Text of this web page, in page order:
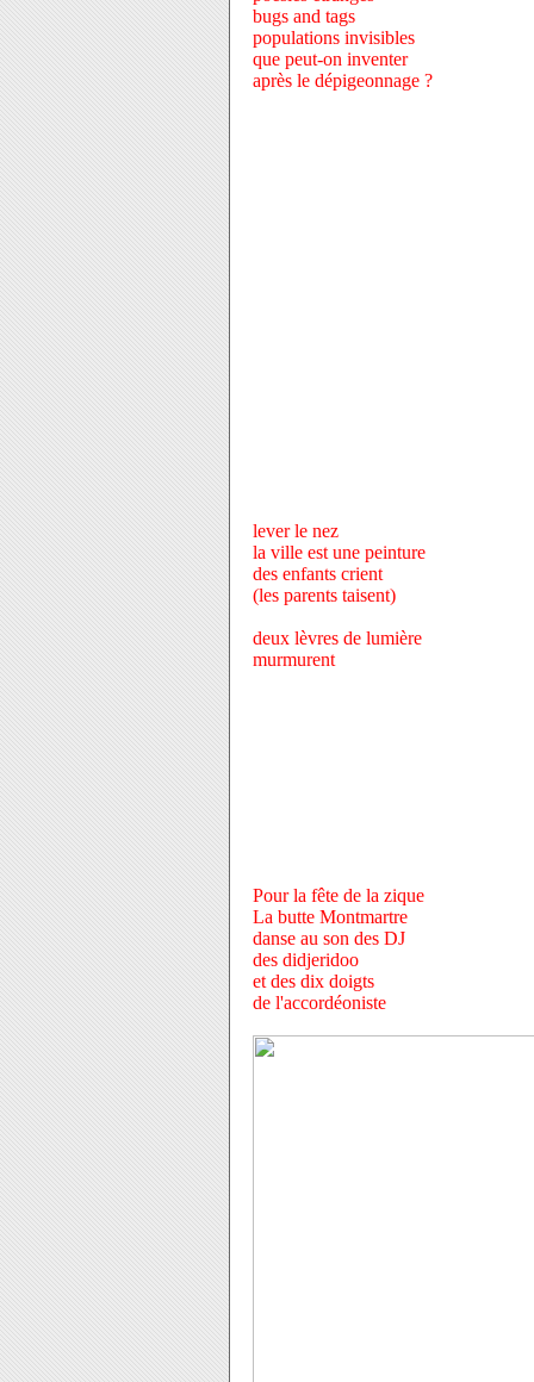
bugs and tags
populations invisibles
que peut-on inventer
après le dépigeonnage ?
lever le nez
la ville est une peinture
des enfants crient
(les parents taisent)
deux lèvres de lumière
murmurent
Pour la fête de la zique
La butte Montmartre
danse au son des DJ
des didjeridoo
et des dix doigts
de l'accordéoniste